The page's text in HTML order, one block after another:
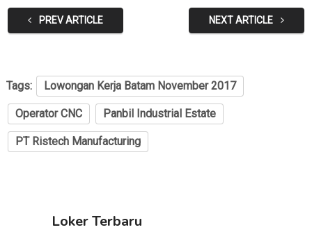
PREV ARTICLE NEXT ARTICLE
Tags: Lowongan Kerja Batam November 2017
Operator CNC Panbil Industrial Estate
PT Ristech Manufacturing
Loker Terbaru